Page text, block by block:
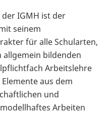
IGMH ist der
seinem
für alle Schularten,
bildenden
Arbeitslehre
aus dem
und
Arbeiten